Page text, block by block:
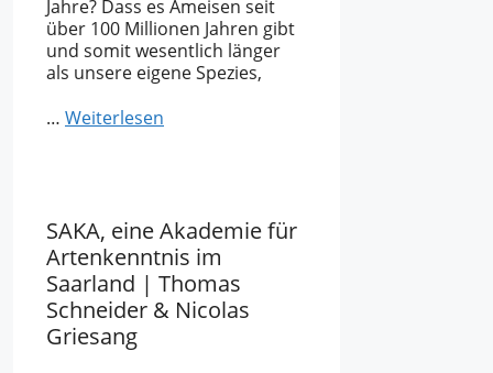
Jahre? Dass es Ameisen seit
über 100 Millionen Jahren gibt
und somit wesentlich länger
als unsere eigene Spezies,
… Weiterlesen
SAKA, eine Akademie für
Artenkenntnis im
Saarland | Thomas
Schneider & Nicolas
Griesang